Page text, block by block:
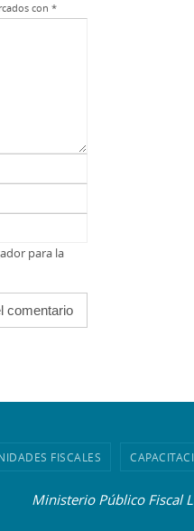
con *
para la
FISCALES
Ministerio Público Fiscal